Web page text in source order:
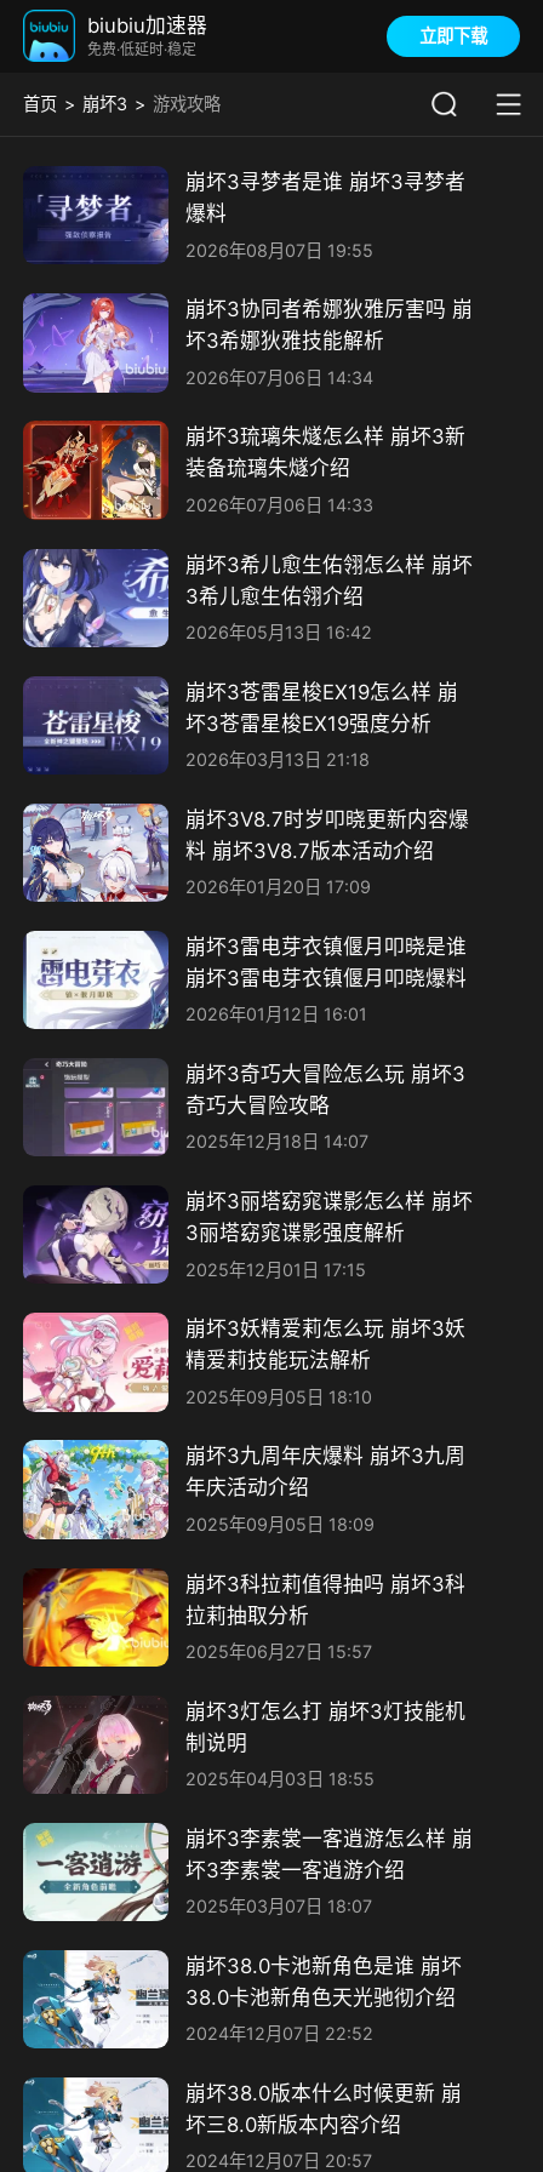
biubiu加速器
免费·低延时·稳定
立即下载
首页 崩坏3 游戏攻略
崩坏3寻梦者是谁 崩坏3寻梦者
爆料
2026年08月07日 19:55
崩坏3协同者希娜狄雅厉害吗 崩
坏3希娜狄雅​技能解析
2026年07月06日 14:34
崩坏3琉璃朱燧怎么样 崩坏3新
装备琉璃朱燧介绍
2026年07月06日 14:33
崩坏3希儿愈生佑翎怎么样 崩坏
3希儿愈生佑翎介绍
2026年05月13日 16:42
崩坏3苍雷星梭EX19怎么样 崩
坏3苍雷星梭EX19强度分析
2026年03月13日 21:18
崩坏3V8.7时岁叩晓更新内容爆
料 崩坏3V8.7版本活动介绍
2026年01月20日 17:09
崩坏3雷电芽衣镇偃月叩晓是谁
崩坏3雷电芽衣镇偃月叩晓爆料
2026年01月12日 16:01
崩坏3奇巧大冒险怎么玩 崩坏3
奇巧大冒险攻略
2025年12月18日 14:07
崩坏3丽塔窈窕谍影怎么样 崩坏
3丽塔窈窕谍影强度解析
2025年12月01日 17:15
崩坏3妖精爱莉怎么玩 崩坏3妖
精爱莉技能玩法解析
2025年09月05日 18:10
崩坏3九周年庆爆料 崩坏3九周
年庆活动介绍
2025年09月05日 18:09
崩坏3科拉莉值得抽吗 崩坏3科
拉莉抽取分析
2025年06月27日 15:57
崩坏3灯怎么打 崩坏3灯技能机
制说明
2025年04月03日 18:55
崩坏3李素裳一客逍游怎么样 崩
坏3李素裳一客逍游介绍
2025年03月07日 18:07
崩坏38.0卡池新角色是谁 崩坏
38.0卡池新角色天光驰彻介绍
2024年12月07日 22:52
崩坏38.0版本什么时候更新​ 崩
坏三8.0新版本内容介绍
2024年12月07日 20:57